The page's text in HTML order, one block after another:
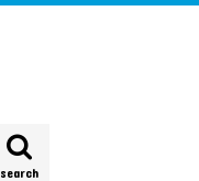
search